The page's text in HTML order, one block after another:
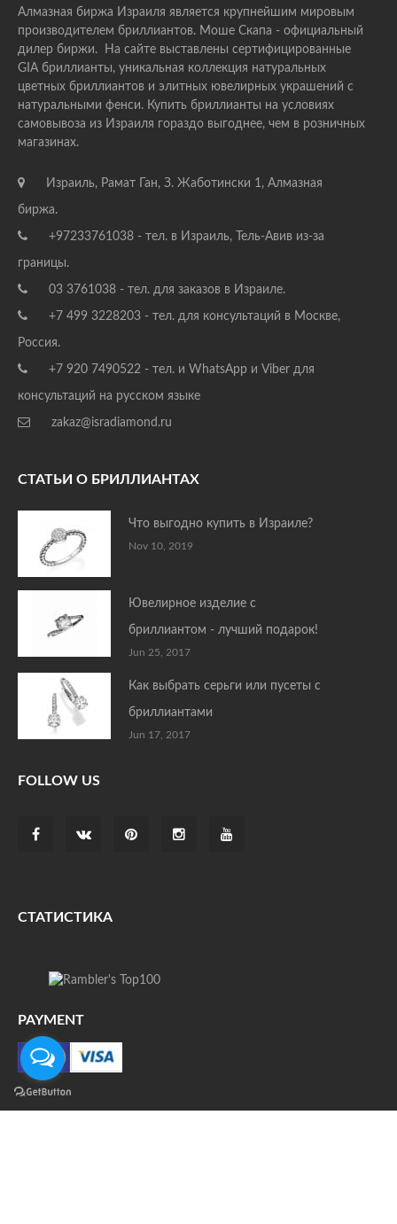
Алмазная биржа Израиля является крупнейшим мировым
производителем бриллиантов. Моше Скапа - официальный
дилер биржи. На сайте выставлены сертифицированные
GIA бриллианты, уникальная коллекция натуральных
цветных бриллиантов и элитных ювелирных украшений с
натуральными фенси. Купить бриллианты на условиях
самовывоза из Израиля гораздо выгоднее, чем в розничных
магазинах.
Израиль, Рамат Ган, З. Жаботински 1, Алмазная
биржа.
+97233761038 - тел. в Израиль, Тель-Авив из-за
границы.
03 3761038 - тел. для заказов в Израиле.
+7 499 3228203 - тел. для консультаций в Москве,
Россия.
+7 920 7490522 - тел. и WhatsApp и Viber для
консультаций на русском языке
zakaz@isradiamond.ru
СТАТЬИ О БРИЛЛИАНТАХ
Что выгодно купить в Израиле?
Nov 10, 2019
Ювелирное изделие с
бриллиантом - лучший подарок!
Jun 25, 2017
Как выбрать серьги или пусеты с
бриллиантами
Jun 17, 2017
FOLLOW US
СТАТИСТИКА
PAYMENT